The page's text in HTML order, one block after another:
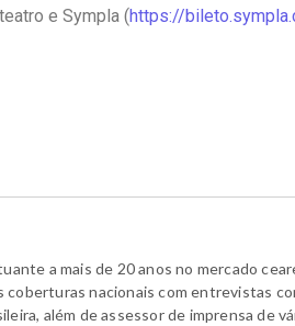
e Sympla (https://
a mais de 20 anos no mercado
coberturas nacionais com entrevistas
além de assessor de imprensa de